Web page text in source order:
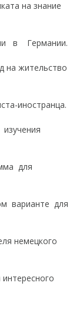
на знание
в Германии.
на жительство
иностранца.
для
варианте для
немецкого